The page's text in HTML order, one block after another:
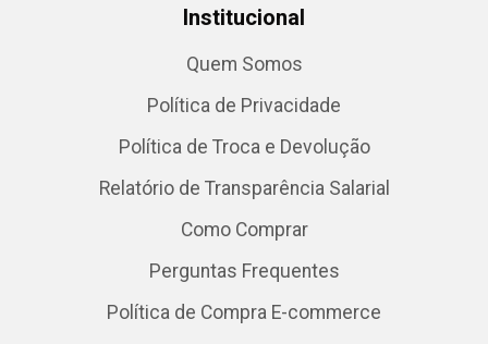
Institucional
Quem Somos
Política de Privacidade
Política de Troca e Devolução
Relatório de Transparência Salarial
Como Comprar
Perguntas Frequentes
Política de Compra E-commerce